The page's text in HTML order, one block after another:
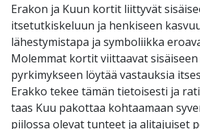
Erakon ja Kuun kortit liittyvät
itsetutkiskeluun ja henkiseen
lähestymistapa ja symboliikka
Molemmat kortit viittaavat
pyrkimykseen löytää vastauksia
Erakko tekee tämän tietoisesti ja
taas Kuu pakottaa kohtaamaan
piilossa olevat tunteet ja alitajuiset